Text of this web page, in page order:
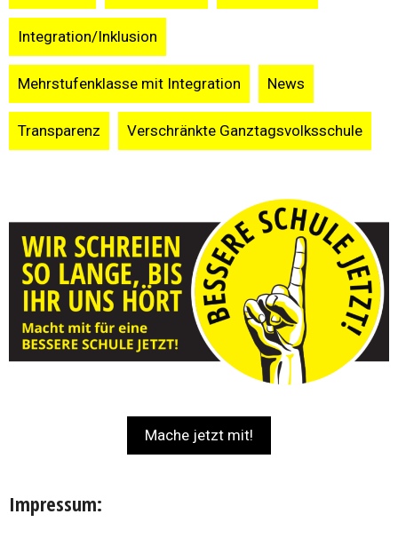
Integration/Inklusion
Mehrstufenklasse mit Integration News
Transparenz Verschränkte Ganztagsvolksschule
Mache jetzt mit!
Impressum: